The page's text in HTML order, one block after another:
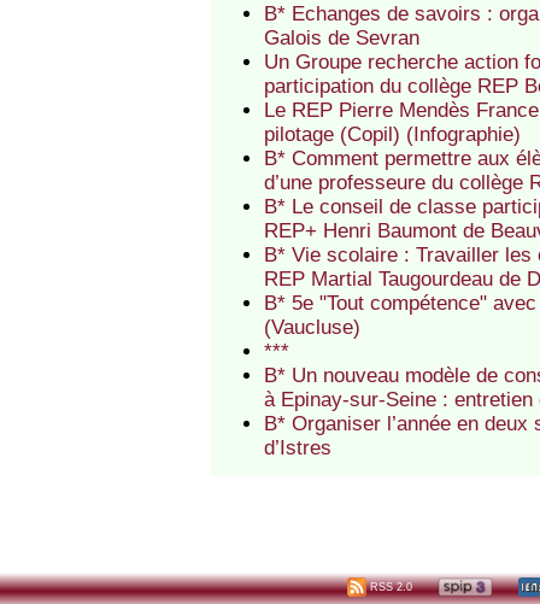
B* Echanges de savoirs :
Galois de Sevran
Un Groupe recherche action
participation du collège REP
Le REP Pierre Mendès
pilotage (Copil) (Infographie)
B* Comment permettre aux
d’une professeure du collège
B* Le conseil de classe
REP+ Henri Baumont de
B* Vie scolaire : Travailler
REP Martial Taugourdeau de
B* 5e "Tout compétence"
(Vaucluse)
***
B* Un nouveau modèle de
à Epinay-sur-Seine : entretien
B* Organiser l’année en
d’Istres
RSS 2.0